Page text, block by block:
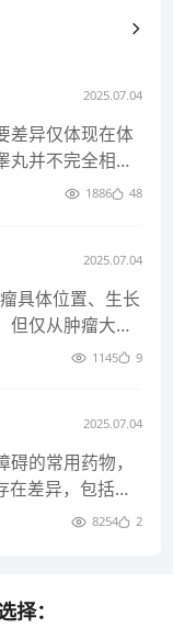
2025.07.04
差异仅体现在体
丸并不完全相
1886 48
2025.07.04
具体位置、生长
但仅从肿瘤大小
1145 9
2025.07.04
的常用药物，
差异，包括药
8254 2
择：